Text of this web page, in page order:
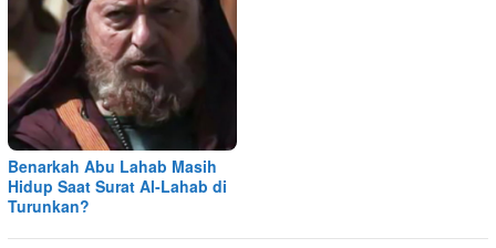
Benarkah Abu Lahab Masih
Hidup Saat Surat Al-Lahab di
Turunkan?